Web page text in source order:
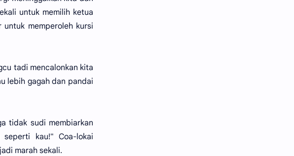
untuk memilih ketua
memperoleh kursi
tadi mencalonkan kita
lebih gagah dan pandai
tidak sudi membiarkan
kau!" Coa-lokai
marah sekali.